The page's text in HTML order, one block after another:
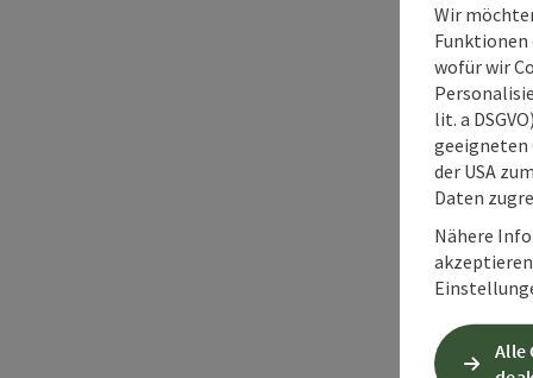
Wir
Funktionen
wofür wir
lit. a
geeigneten
der USA
Daten
Nähere
akzeptieren
Alle